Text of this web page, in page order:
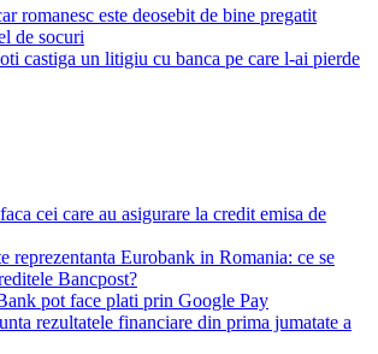
romanesc este deosebit de bine pregatit
de socuri
castiga un litigiu cu banca pe care l-ai pierde
cei care au asigurare la credit emisa de
reprezentanta Eurobank in Romania: ce se
Bancpost?
pot face plati prin Google Pay
rezultatele financiare din prima jumatate a